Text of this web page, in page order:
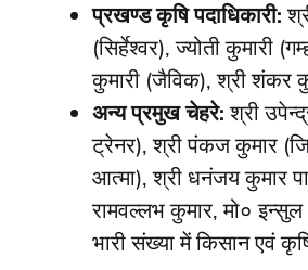
प्रखण्ड कृषि पदाधिकारी:
(सिर्हेश्वर), ज्योती कुमारी
कुमारी (जैविक), श्री शंकर
अन्य प्रमुख चेहरे:श्री
ट्रेनर), श्री पंकज कुमार
आत्मा), श्री धनंजय कुमार
रामवल्लभ कुमार, मो०
भारी संख्या में किसान एवं